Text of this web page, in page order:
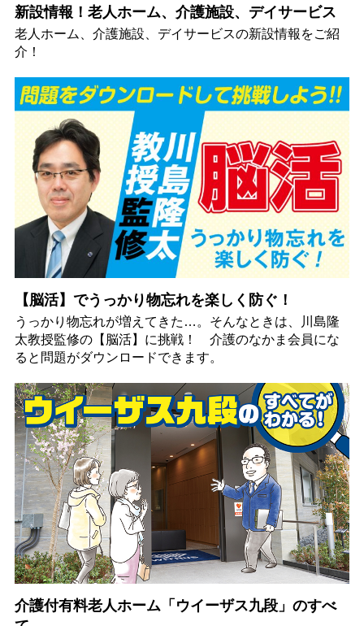
新設情報！老人ホーム、介護施設、デイサービス
老人ホーム、介護施設、デイサービスの新設情報をご紹
介！
【脳活】でうっかり物忘れを楽しく防ぐ！
うっかり物忘れが増えてきた…。そんなときは、川島隆
太教授監修の【脳活】に挑戦！ 介護のなかま会員にな
ると問題がダウンロードできます。
介護付有料老人ホーム「ウイーザス九段」のすべ